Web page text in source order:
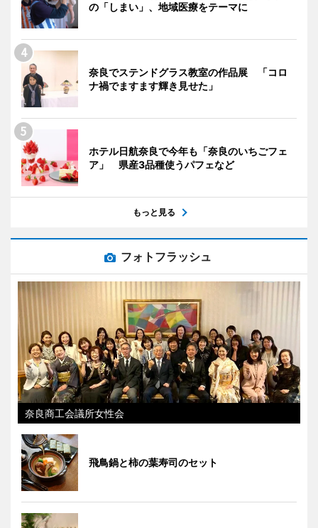
の「しまい」、地域医療をテーマに
奈良でステンドグラス教室の作品展 「コロ
ナ禍でますます輝き見せた」
ホテル日航奈良で今年も「奈良のいちごフェ
ア」 県産3品種使うパフェなど
もっと見る
フォトフラッシュ
奈良商工会議所女性会
飛鳥鍋と柿の葉寿司のセット